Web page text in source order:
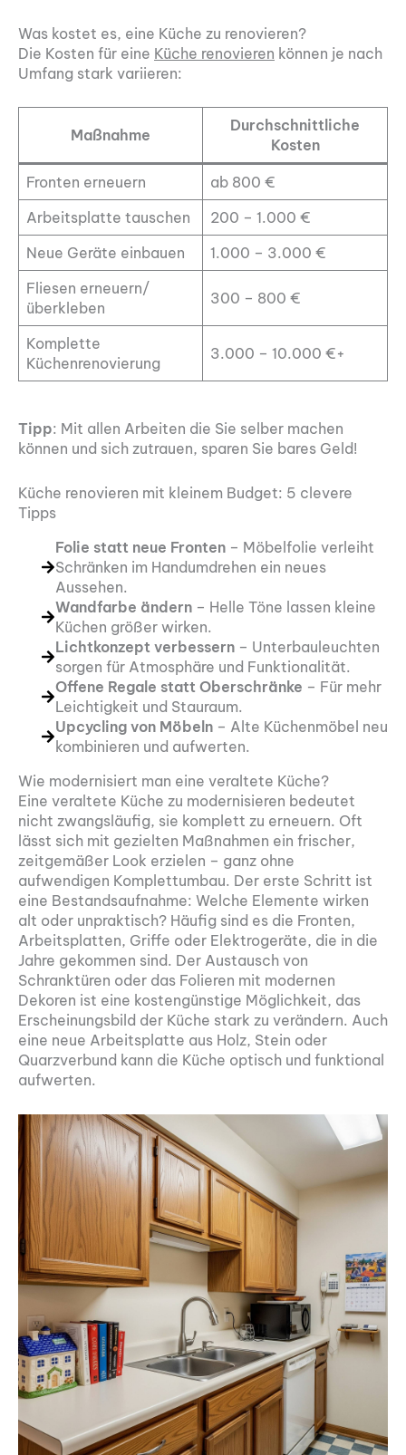
Was kostet es, eine Küche zu renovieren?
Die Kosten für eine Küche renovieren können je nach
Umfang stark variieren:
Maßnahme
Durchschnittliche
Kosten
Fronten erneuern
ab 800 €
Arbeitsplatte tauschen
200 – 1.000 €
Neue Geräte einbauen
1.000 – 3.000 €
Fliesen erneuern/
überkleben
300 – 800 €
Komplette
Küchenrenovierung
3.000 – 10.000 €+
Tipp: Mit allen Arbeiten die Sie selber machen
können und sich zutrauen, sparen Sie bares Geld!
Küche renovieren mit kleinem Budget: 5 clevere
Tipps
Folie statt neue Fronten– Möbelfolie verleiht
Schränken im Handumdrehen ein neues
Aussehen.
Wandfarbe ändern– Helle Töne lassen kleine
Küchen größer wirken.
Lichtkonzept verbessern– Unterbauleuchten
sorgen für Atmosphäre und Funktionalität.
Offene Regale statt Oberschränke – Für mehr
Leichtigkeit und Stauraum.
Upcycling von Möbeln– Alte Küchenmöbel neu
kombinieren und aufwerten.
Wie modernisiert man eine veraltete Küche?
Eine veraltete Küche zu modernisieren bedeutet
nicht zwangsläufig, sie komplett zu erneuern. Oft
lässt sich mit gezielten Maßnahmen ein frischer,
zeitgemäßer Look erzielen – ganz ohne
aufwendigen Komplettumbau. Der erste Schritt ist
eine Bestandsaufnahme: Welche Elemente wirken
alt oder unpraktisch? Häufig sind es die Fronten,
Arbeitsplatten, Griffe oder Elektrogeräte, die in die
Jahre gekommen sind. Der Austausch von
Schranktüren oder das Folieren mit modernen
Dekoren ist eine kostengünstige Möglichkeit, das
Erscheinungsbild der Küche stark zu verändern. Auch
eine neue Arbeitsplatte aus Holz, Stein oder
Quarzverbund kann die Küche optisch und funktional
aufwerten.